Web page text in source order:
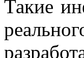
Такие